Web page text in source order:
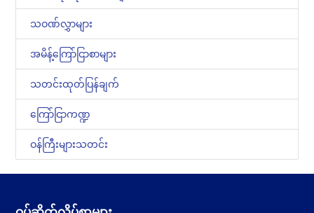
သဝဏ်လွှာများ
အမိန့်ကြော်ငြာစာများ
သတင်းထုတ်ပြန်ချက်
ကြော်ငြာကဏ္ဍ
ဝန်ကြီးများသတင်း